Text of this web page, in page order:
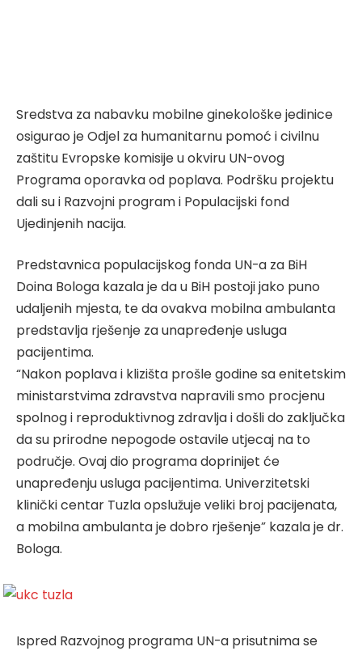
Sredstva za nabavku mobilne ginekološke jedinice
osigurao je Odjel za humanitarnu pomoć i civilnu
zaštitu Evropske komisije u okviru UN-ovog
Programa oporavka od poplava. Podršku projektu
dali su i Razvojni program i Populacijski fond
Ujedinjenih nacija.
Predstavnica populacijskog fonda UN-a za BiH
Doina Bologa kazala je da u BiH postoji jako puno
udaljenih mjesta, te da ovakva mobilna ambulanta
predstavlja rješenje za unapređenje usluga
pacijentima.
“Nakon poplava i klizišta prošle godine sa enitetskim
ministarstvima zdravstva napravili smo procjenu
spolnog i reproduktivnog zdravlja i došli do zaključka
da su prirodne nepogode ostavile utjecaj na to
područje. Ovaj dio programa doprinijet će
unapređenju usluga pacijentima. Univerzitetski
klinički centar Tuzla opslužuje veliki broj pacijenata,
a mobilna ambulanta je dobro rješenje” kazala je dr.
Bologa.
Ispred Razvojnog programa UN-a prisutnima se